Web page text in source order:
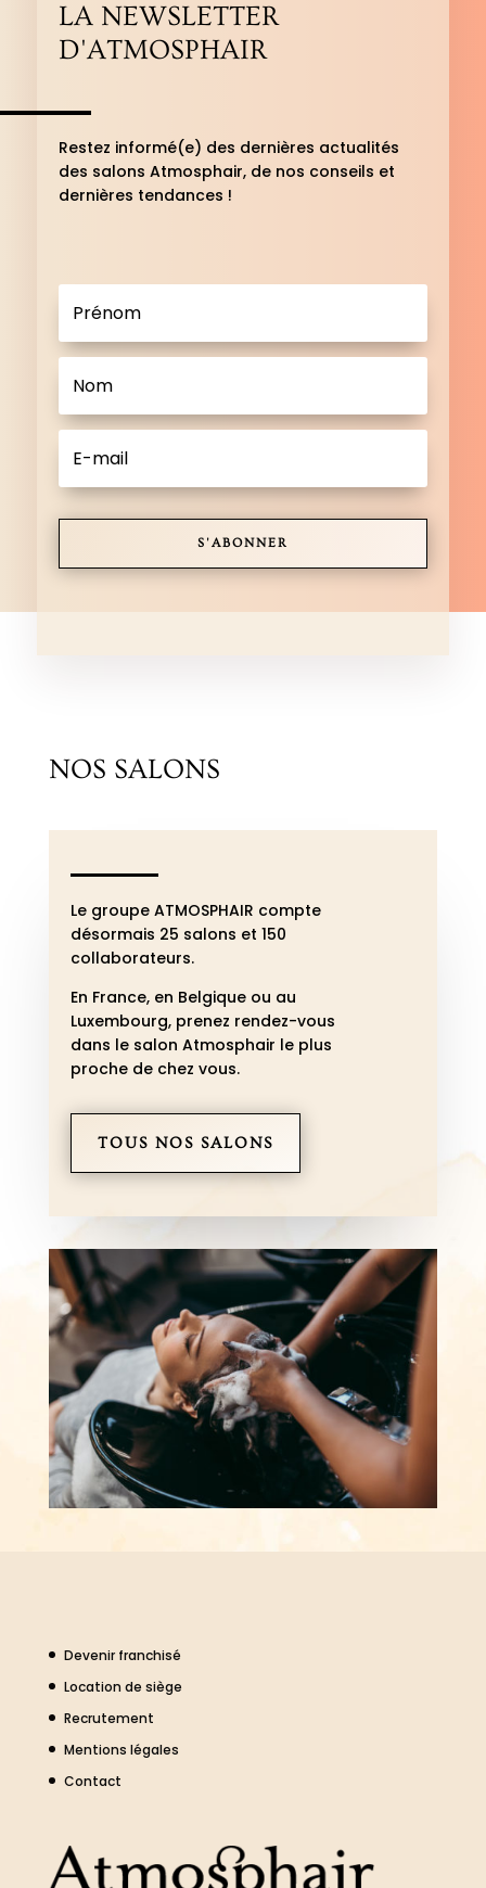
LA NEWSLETTER
D'ATMOSPHAIR
Restez informé(e) des dernières actualités
des salons Atmosphair, de nos conseils et
dernières tendances !
S'ABONNER
NOS SALONS
Le groupe ATMOSPHAIR compte
désormais 25 salons et 150
collaborateurs.
En France, en Belgique ou au
Luxembourg, prenez rendez-vous
dans le salon Atmosphair le plus
proche de chez vous.
TOUS NOS SALONS
Devenir franchisé
Location de siège
Recrutement
Mentions légales
Contact